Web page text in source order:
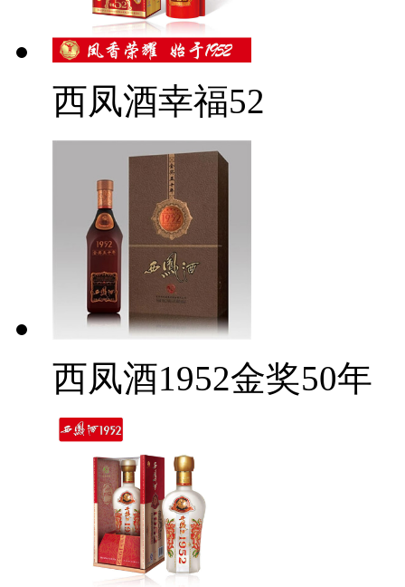
西凤酒幸福52
西凤酒1952金奖50年